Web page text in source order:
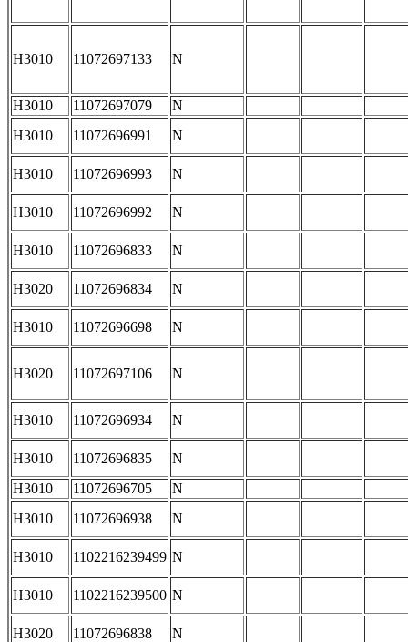
H3010 11072697133 N
H3010 11072697079
N
H3010
11072696991 N
H3010 11072696993 N
H3010 11072696992 N
H3010 11072696833 N
H3020 11072696834 N
H3010 11072696698 N
H3020 11072697106 N
H3010 11072696934 N
H3010 11072696835
N
H3010
11072696705
N
H3010
11072696938 N
H3010 1102216239499 N
H3010 1102216239500 N
H3020 11072696838 N